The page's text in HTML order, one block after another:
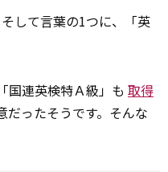
して言葉の1つに、「英
国連英検特Ａ級」も 取得
だったそうです。そんな